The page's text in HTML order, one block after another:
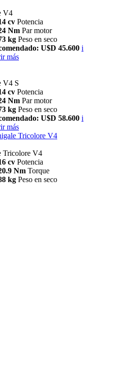
V4
cv Potencia
Nm Par motor
kg Peso en seco
U$D 45.600 i
más
V4 S
cv Potencia
Nm Par motor
kg Peso en seco
U$D 58.600 i
más
Tricolore V4
Tricolore V4
cv Potencia
Nm Torque
kg Peso en seco